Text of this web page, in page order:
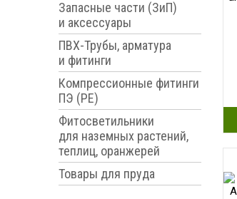
Запасные части (ЗиП)
и аксессуары
ПВХ-Трубы, арматура
и фитинги
Компрессионные фитинги
ПЭ (PE)
Фитосветильники
для наземных растений,
теплиц, оранжерей
Товары для пруда